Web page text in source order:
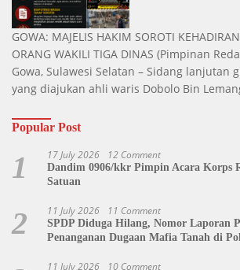
GOWA: MAJELIS HAKIM SOROTI
ORANG WAKILI TIGA DINAS (Pimpinan
Gowa, Sulawesi Selatan – Sidang lanjutan
yang diajukan ahli waris Dobolo Bin
Popular Post
1 17 July 2026 12 Comment
Dandim 0906/kkr Pimpin Acara Korps
Satuan
2 11 July 2026 11 Comment
SPDP Diduga Hilang, Nomor Laporan
Penanganan Dugaan Mafia Tanah di
11 July 2026 10 Comment